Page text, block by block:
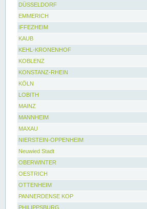
DÜSSELDORF
EMMERICH
IFFEZHEIM
KAUB
KEHL-KRONENHOF
KOBLENZ
KONSTANZ-RHEIN
KÖLN
LOBITH
MAINZ
MANNHEIM
MAXAU
NIERSTEIN-OPPENHEIM
Neuwied Stadt
OBERWINTER
OESTRICH
OTTENHEIM
PANNERDENSE KOP
PHILIPPSBURG